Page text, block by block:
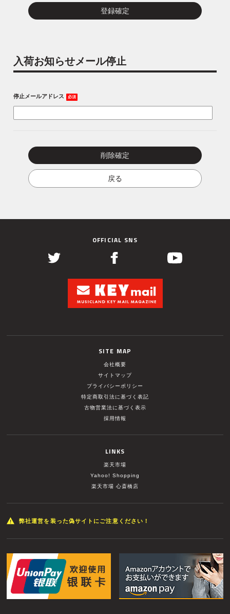
入荷お知らせメール停止
停止メールアドレス 必須
OFFICIAL SNS
SITE MAP
会社概要
サイトマップ
プライバシーポリシー
特定商取引法に基づく表記
古物営業法に基づく表示
採用情報
LINKS
楽天市場
Yahoo! Shopping
楽天市場 心斎橋店
弊社運営を装った偽サイトにご注意ください！